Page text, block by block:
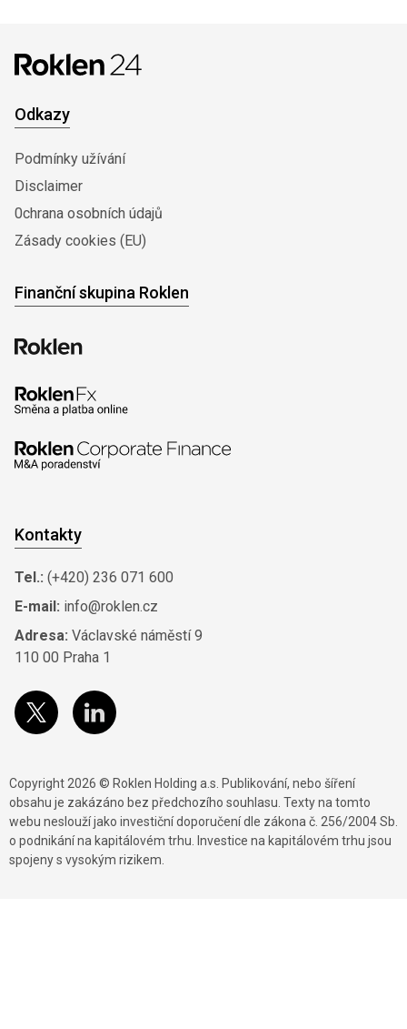
Odkazy
Podmínky užívání
Disclaimer
0chrana osobních údajů
Zásady cookies (EU)
Finanční skupina Roklen
Kontakty
Tel.: (+420) 236 071 600
E-mail: info@roklen.cz
Adresa: Václavské náměstí 9
110 00 Praha 1
Copyright 2026 © Roklen Holding a.s. Publikování, nebo šíření
obsahu je zakázáno bez předchozího souhlasu. Texty na tomto
webu neslouží jako investiční doporučení dle zákona č. 256/2004 Sb.
o podnikání na kapitálovém trhu. Investice na kapitálovém trhu jsou
spojeny s vysokým rizikem.